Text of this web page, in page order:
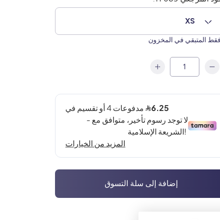
XS
المتبقي في المخزون
إضافة إلى سلة التسوق